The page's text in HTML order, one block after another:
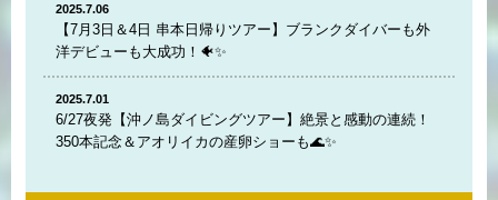
2025.7.06
【7月3日＆4日 串本日帰りツアー】ブランクダイバーも外
洋デビューも大成功！🐠✨
2025.7.01
6/27夜発【沖ノ島ダイビングツアー】絶景と感動の連続！
350本記念＆アオリイカの産卵ショーも🌊✨